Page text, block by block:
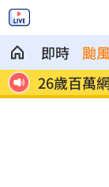
即時 颱
了 26歲百萬
網